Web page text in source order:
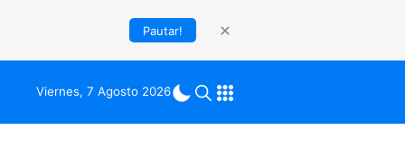
Pautar!
Viernes, 7 Agosto 2026